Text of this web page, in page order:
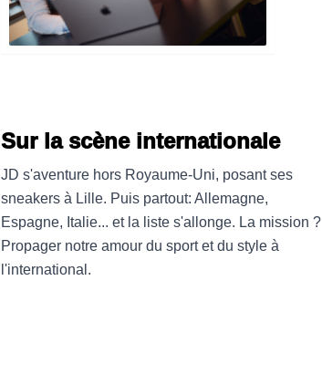
Sur la scène internationale
JD s'aventure hors Royaume-Uni, posant ses
sneakers à Lille. Puis partout: Allemagne,
Espagne, Italie... et la liste s'allonge. La mission ?
Propager notre amour du sport et du style à
l'international.